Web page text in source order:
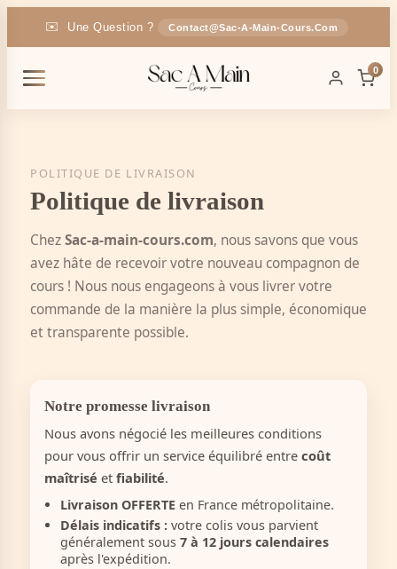
✉️ Une Question ? Contact@sac-A-Main-Cours.com
Livraison OFFERTE En France
🎁 -5% Code : SAC5
0
POLITIQUE DE LIVRAISON
Politique de livraison
ChezSac-a-main-cours.com, nous savons que vous
avez hâte de recevoir votre nouveau compagnon de
cours ! Nous nous engageons à vous livrer votre
commande de la manière la plus simple, économique
et transparente possible.
Notre promesse livraison
Nous avons négocié les meilleures conditions
pour vous offrir un service équilibré entre coût
maîtrisé et fiabilité.
Livraison OFFERTE en France métropolitaine.
Délais indicatifs : votre colis vous parvient
généralement sous 7 à 12 jours calendaires
après l'expédition.